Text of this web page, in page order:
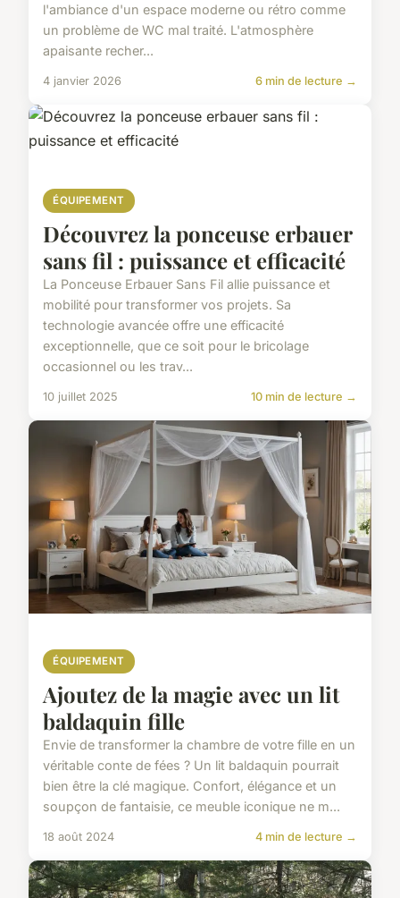
l'ambiance d'un espace moderne ou rétro comme
un problème de WC mal traité. L'atmosphère
apaisante recher...
4 janvier 2026 6 min de lecture →
ÉQUIPEMENT
Découvrez la ponceuse erbauer
sans fil : puissance et efficacité
La Ponceuse Erbauer Sans Fil allie puissance et
mobilité pour transformer vos projets. Sa
technologie avancée offre une efficacité
exceptionnelle, que ce soit pour le bricolage
occasionnel ou les trav...
10 juillet 2025 10 min de lecture →
ÉQUIPEMENT
Ajoutez de la magie avec un lit
baldaquin fille
Envie de transformer la chambre de votre fille en un
véritable conte de fées ? Un lit baldaquin pourrait
bien être la clé magique. Confort, élégance et un
soupçon de fantaisie, ce meuble iconique ne m...
18 août 2024 4 min de lecture →